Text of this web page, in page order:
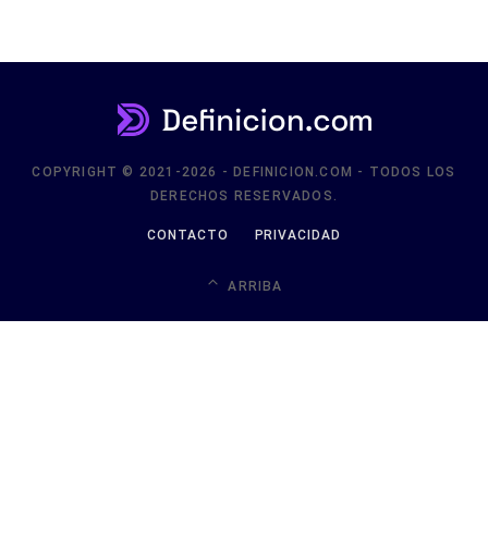
COPYRIGHT © 2021-2026 - DEFINICION.COM - TODOS LOS
DERECHOS RESERVADOS.
CONTACTO PRIVACIDAD
ARRIBA